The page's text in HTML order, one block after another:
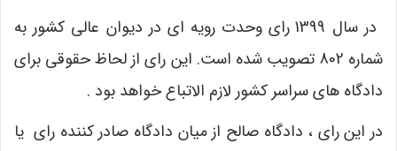
در سال 1399 رای وحدت رویه ای در دیوان عالی کشور به
شماره 802 تصویب شده است. این رای از لحاظ حقوقی برای
دادگاه های سراسر کشور لازم الاتباع خواهد بود .
در این رای ، دادگاه صالح از میان دادگاه صادر کننده رای یا